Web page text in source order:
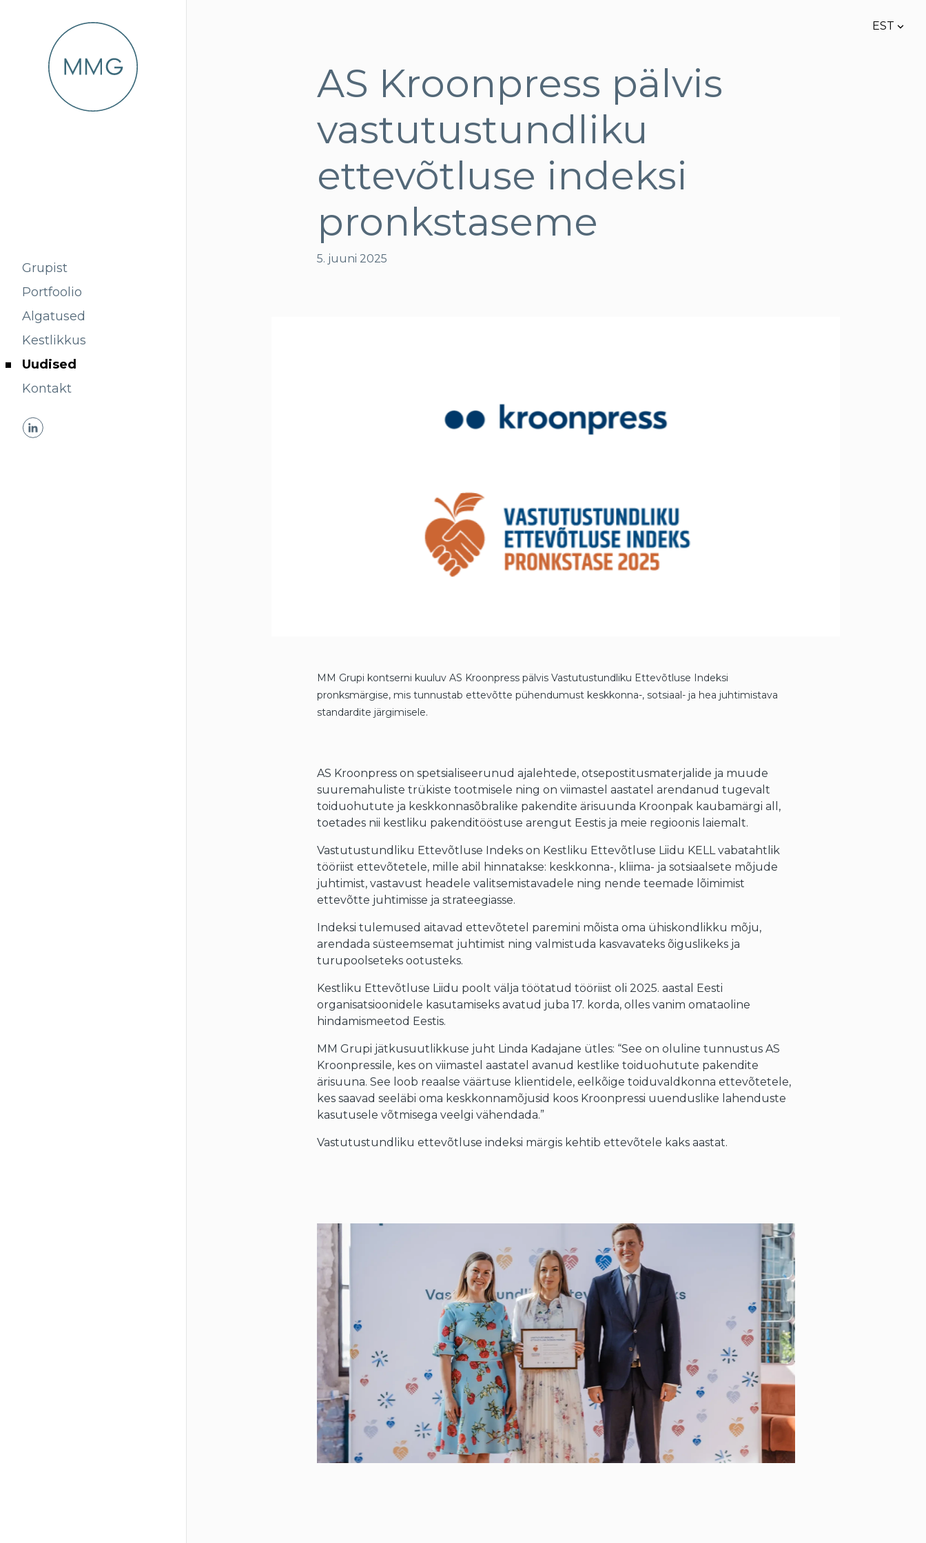
EST
Grupist
Portfoolio
Algatused
Kestlikkus
Uudised
Kontakt
AS Kroonpress pälvis
vastutustundliku
ettevõtluse indeksi
pronkstaseme
5. juuni 2025
MM Grupi kontserni kuuluv AS Kroonpress pälvis Vastutustundliku Ettevõtluse Indeksi
pronksmärgise, mis tunnustab ettevõtte pühendumust keskkonna-, sotsiaal- ja hea juhtimistava
standardite järgimisele.
AS Kroonpress on spetsialiseerunud ajalehtede, otsepostitusmaterjalide ja muude
suuremahuliste trükiste tootmisele ning on viimastel aastatel arendanud tugevalt
toiduohutute ja keskkonnasõbralike pakendite ärisuunda Kroonpak kaubamärgi all,
toetades nii kestliku pakenditööstuse arengut Eestis ja meie regioonis laiemalt.
Vastutustundliku Ettevõtluse Indeks on Kestliku Ettevõtluse Liidu KELL vabatahtlik
tööriist ettevõtetele, mille abil hinnatakse: keskkonna-, kliima- ja sotsiaalsete mõjude
juhtimist, vastavust headele valitsemistavadele ning nende teemade lõimimist
ettevõtte juhtimisse ja strateegiasse.
Indeksi tulemused aitavad ettevõtetel paremini mõista oma ühiskondlikku mõju,
arendada süsteemsemat juhtimist ning valmistuda kasvavateks õiguslikeks ja
turupoolseteks ootusteks.
Kestliku Ettevõtluse Liidu poolt välja töötatud tööriist oli 2025. aastal Eesti
organisatsioonidele kasutamiseks avatud juba 17. korda, olles vanim omataoline
hindamismeetod Eestis.
MM Grupi jätkusuutlikkuse juht Linda Kadajane ütles: “See on oluline tunnustus AS
Kroonpressile, kes on viimastel aastatel avanud kestlike toiduohutute pakendite
ärisuuna. See loob reaalse väärtuse klientidele, eelkõige toiduvaldkonna ettevõtetele,
kes saavad seeläbi oma keskkonnamõjusid koos Kroonpressi uuenduslike lahenduste
kasutusele võtmisega veelgi vähendada.”
Vastutustundliku ettevõtluse indeksi märgis kehtib ettevõtele kaks aastat.